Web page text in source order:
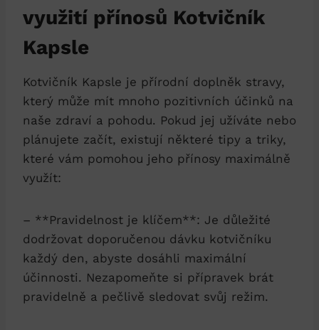
využití přínosů Kotvičník
Kapsle
Kotvičník Kapsle je přírodní doplněk stravy,
který může mít mnoho pozitivních účinků na
naše zdraví a pohodu. Pokud jej užíváte nebo
plánujete začít, existují některé tipy a triky,
které vám pomohou jeho přínosy maximálně
využít:
– **Pravidelnost je klíčem**: Je důležité
dodržovat doporučenou dávku kotvičníku
každý den, abyste dosáhli maximální
účinnosti. Nezapomeňte si přípravek brát
pravidelně a pečlivě sledovat svůj režim.